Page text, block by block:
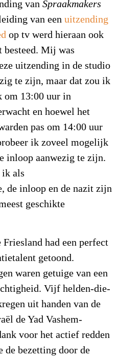
van Spraakmakers
van een uitzending
op tv werd hieraan ook
besteed. Mij was
uitzending in de studio
te zijn, maar dat zou ik
om 13:00 uur in
en hoewel het
pas om 14:00 uur
ik zoveel mogelijk
inloop aanwezig te zijn.
ik als
de inloop en de nazit zijn
geschikte
Friesland had een perfect
getoond.
waren getuige van een
Vijf helden-die-
uit handen van de
de Yad Vashem-
voor het actief redden
de bezetting door de